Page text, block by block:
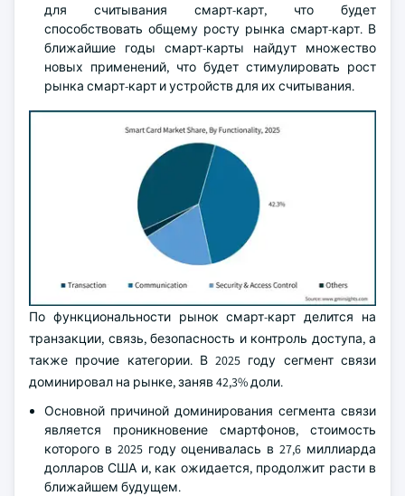
для считывания смарт-карт, что будет
способствовать общему росту рынка смарт-карт. В
ближайшие годы смарт-карты найдут множество
новых применений, что будет стимулировать рост
рынка смарт-карт и устройств для их считывания.
По функциональности рынок смарт-карт делится на
транзакции, связь, безопасность и контроль доступа, а
также прочие категории. В 2025 году сегмент связи
доминировал на рынке, заняв 42,3% доли.
Основной причиной доминирования сегмента связи
является проникновение смартфонов, стоимость
которого в 2025 году оценивалась в 27,6 миллиарда
долларов США и, как ожидается, продолжит расти в
ближайшем будущем.